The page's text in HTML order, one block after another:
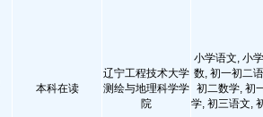
本科在读
辽宁工程技术大学
测绘与地理科学学
院
小学语文, 小
数, 初一初二
初二数学, 初
学, 初三语文,